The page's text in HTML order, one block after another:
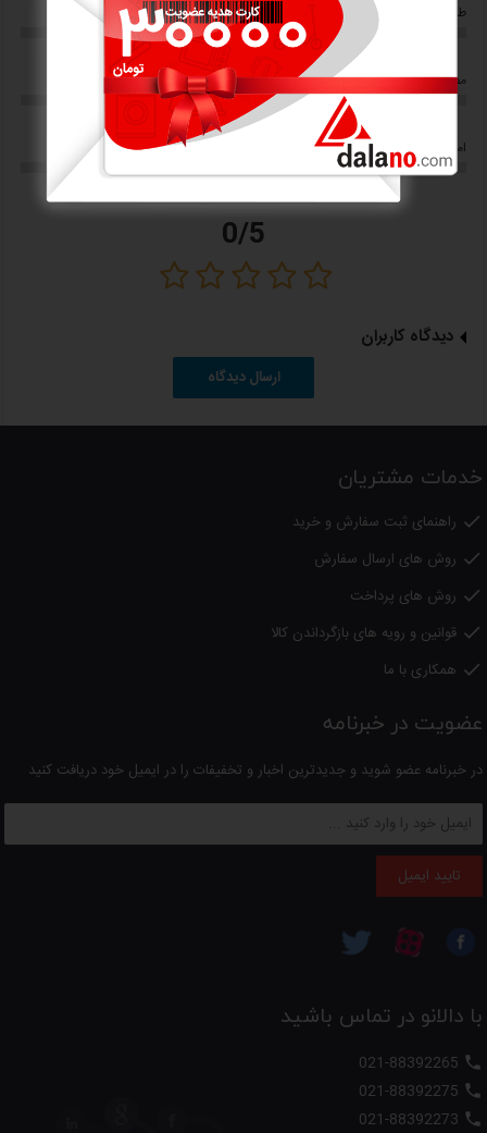
قامه: یک تکه
ابعاد دستگاه سوارشده:
طول: 126 سانتی متر
ارتفاع: 90 سانتی متر
کلیه کالاهای عرضه شده در دالانو اصل بوده و دارای گارانتی از شرکتهای معتبر
طراحی ارزش خرید0/5
مصرف انرژی0/5 کیفیت ساخت0/5
امکانات و قابلیت ها 0/5
0/5
0/5
دیدگاه کاربران
ارسال دیدگاه
خدمات مشتریان
 راهنمای ثبت سفارش و خرید
 روش های ارسال سفارش
 روش های پرداخت
 قوانین و رویه های بازگرداندن کالا
 همکاری با ما
عضویت در خبرنامه
در خبرنامه عضو شوید و جدیدترین اخبار و تخفیفات را در ایمیل خود دریافت کنید
تایید ایمیل
با دالانو در تماس باشید


